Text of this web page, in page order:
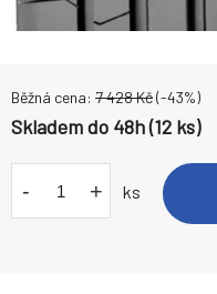
Běžná cena: 7 428Kč(-43%)
Skladem do 48h (12 ks)
- + ks